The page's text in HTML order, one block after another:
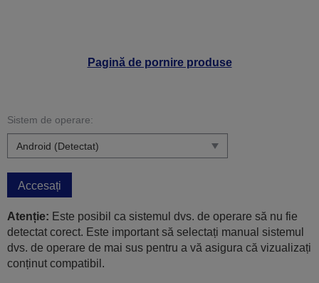
Pagină de pornire produse
Sistem de operare:
Accesați
Atenție: Este posibil ca sistemul dvs. de operare să nu fie
detectat corect. Este important să selectați manual sistemul
dvs. de operare de mai sus pentru a vă asigura că vizualizați
conținut compatibil.